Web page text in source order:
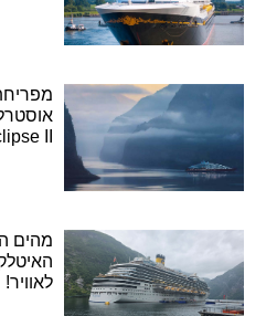
מפריחת
II
מהים
האיטלקי
לאוויר!